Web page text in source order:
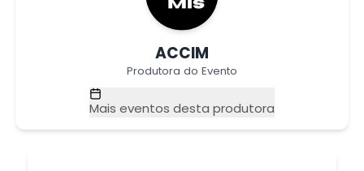
ACCIM
Produtora do Evento
Mais eventos desta produtora